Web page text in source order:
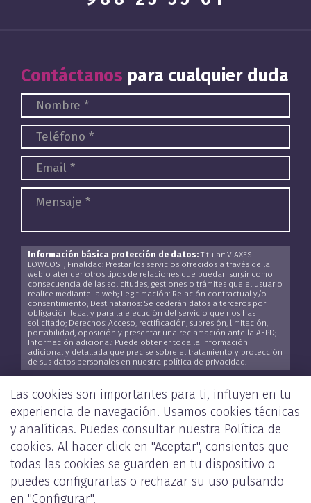
Contáctanos para cualquier duda
Información básica protección de datos:Titular: VIAXES
LOWCOST; Finalidad: Prestar los servicios ofrecidos a través de la
web o atender otros tipos de relaciones que puedan surgir como
consecuencia de las solicitudes, gestiones o trámites que el usuario
realice mediante la web; Legitimación: Relación contractual y/o
consentimiento; Destinatarios: Se cederán datos a terceros por
obligación legal y para la ejecución del servicio que nos has
solicitado; Derechos: Acceso, rectificación, supresión, limitación,
portabilidad, oposición y presentar una reclamación ante la AEPD;
Información adicional: Puede obtener toda la Información
adicional y detallada que precise sobre el tratamiento y protección
de sus datos personales en nuestra política de privacidad.
ENVIAR
Las cookies son importantes para ti, influyen en tu
experiencia de navegación. Usamos cookies técnicas
y analíticas. Puedes consultar nuestra Política de
cookies. Al hacer click en "Aceptar", consientes que
todas las cookies se guarden en tu dispositivo o
puedes configurarlas o rechazar su uso pulsando
en "Configurar".